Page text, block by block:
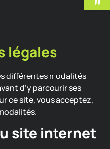
légales
différentes modalités
d’y parcourir ses
ce site, vous acceptez,
site internet